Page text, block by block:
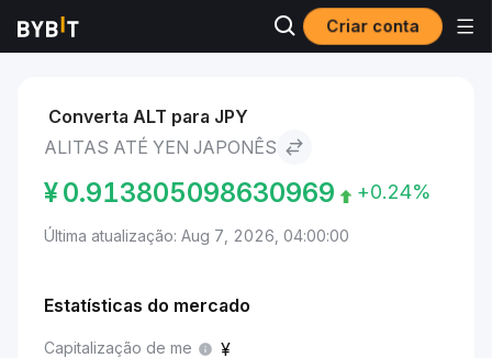
Criar conta
Mercados Alitas to Yen japonês
Converta ALT para JPY
ALITAS ATÉ YEN JAPONÊS
¥0.913805098630969 +0.24%
Última atualização: Aug 7, 2026, 04:00:00
Estatísticas do mercado
Capitalização de me